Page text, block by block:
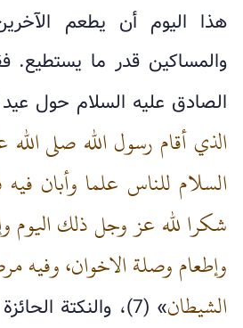
هذا اليوم أن يطعم
والمساكين قدر ما يستطيع.
الصادق عليه السلام حول
الذي أقام رسول الله صلى الله
السلام للناس علما وأبان
شكرا لله عز وجل ذلك اليوم
وإطعام وصلة الاخوان، وفيه
الشيطان
» (7)، والنكتة